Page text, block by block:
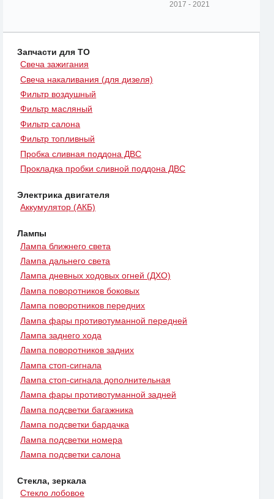
2017 - 2021
Запчасти для ТО
Свеча зажигания
Свеча накаливания (для дизеля)
Фильтр воздушный
Фильтр масляный
Фильтр салона
Фильтр топливный
Пробка сливная поддона ДВС
Прокладка пробки сливной поддона ДВС
Электрика двигателя
Аккумулятор (АКБ)
Лампы
Лампа ближнего света
Лампа дальнего света
Лампа дневных ходовых огней (ДХО)
Лампа поворотников боковых
Лампа поворотников передних
Лампа фары противотуманной передней
Лампа заднего хода
Лампа поворотников задних
Лампа стоп-сигнала
Лампа стоп-сигнала дополнительная
Лампа фары противотуманной задней
Лампа подсветки багажника
Лампа подсветки бардачка
Лампа подсветки номера
Лампа подсветки салона
Стекла, зеркала
Стекло лобовое